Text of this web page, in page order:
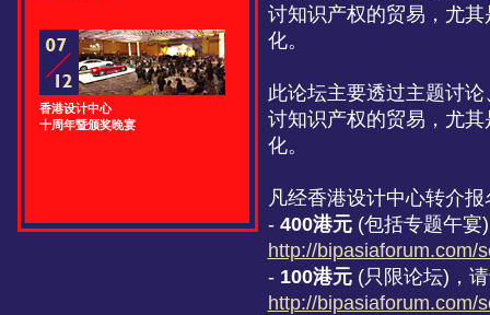
香港设计中心
十周年暨颁奖晚宴
讨知识产权的贸易，尤
化。
此论坛主要透过主题讨
讨知识产权的贸易，尤
化。
凡经香港设计中心转介
- 400港元(包括专题午宴
http://bipasiaforum.com/
- 100港元(只限论坛)，
http://bipasiaforum.com/